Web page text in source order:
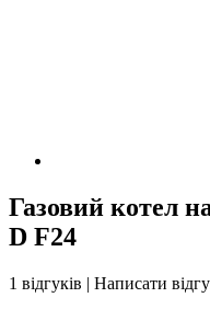
Газовий котел
D F24
1 відгуків | Написати